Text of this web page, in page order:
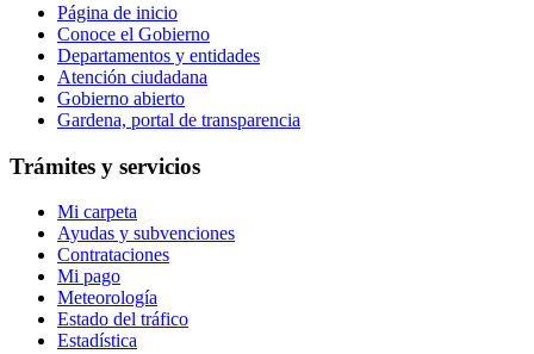
Página de inicio
Conoce el Gobierno
Departamentos y entidades
Atención ciudadana
Gobierno abierto
Gardena, portal de transparencia
Trámites y servicios
Mi carpeta
Ayudas y subvenciones
Contrataciones
Mi pago
Meteorología
Estado del tráfico
Estadística